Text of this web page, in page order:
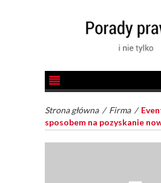
Strona główna / Firma /
sposobem na pozyskanie